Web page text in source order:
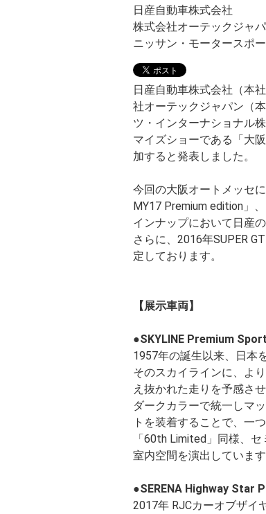
日産自動車株式会社
株式会社オーテックジャ
ニッサン・モータースポ
日産自動車株式会社（本
社オーテックジャパン（
ツ・インターナショナル
マイズショーである「大
加すると発表しました。
今回の大阪オートメッセ
MY17 Premium edition」
インナップにおいて日産
さらに、2016年SUPER
定しております。
【展示車両】
●SKYLINE Premium
1957年の誕生以来、日本
そのスカイラインに、よ
え抜かれた走りを予感さ
ダークカラーで統一しマ
トを装着することで、一
「60th Limited」同様、
室内空間を演出しています
●SERENA Highway Star
2017年 RJCカーオブザイ